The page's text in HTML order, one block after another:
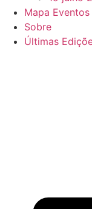
Mapa Eventos
Sobre
Últimas